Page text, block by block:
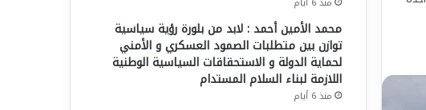
محمد الأمين أحمد : لابد من بلورة رؤية سياسية
توازن بين متطلبات الصمود العسكري و الأمني
لحماية الدولة و الاستحقاقات السياسية الوطنية
اللازمة لبناء السلام المستدام
منذ 6 أيام